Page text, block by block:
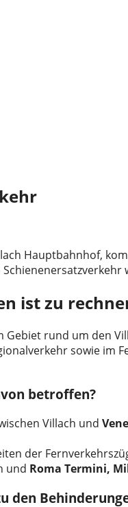
Hauptbahnhof,
ist zu
rund um den
sowie im
betroffen?
Villach und
der
und Roma Termini,
den